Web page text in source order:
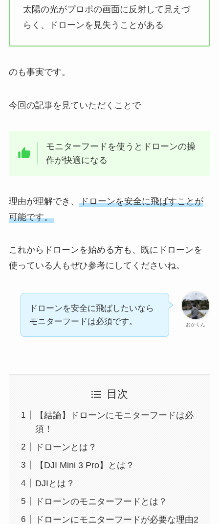
太陽の光がプロポの画面に反射して見えづ
らく、ドローンを見失うことがある
のも事実です。
今回の記事を見ていただくことで
モニターフードを使うとドローンの操
作が快適になる
理由が理解でき、 ドローンを安全に飛ばすことが
可能です。
これからドローンを始める方も、既にドローンを
使っている人もぜひ参考にしてくださいね。
おかくん
ドローンを安全に飛ばしたいなら
モニターフードは必須です。
目次
【結論】ドローンにモニターフードは必
須！
ドローンとは？
【DJI Mini 3 Pro】とは？
DJIとは？
ドローンのモニターフードとは？
ドローンにモニターフードが必要な理由2